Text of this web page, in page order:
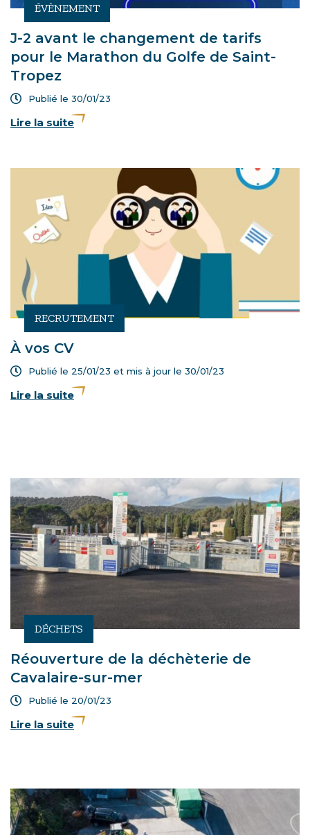
ÉVÈNEMENT
J-2 avant le changement de tarifs
pour le Marathon du Golfe de Saint-
Tropez
Publié le 30/01/23
Lire la suite
RECRUTEMENT
À vos CV
Publié le 25/01/23 et mis à jour le 30/01/23
Lire la suite
DÉCHETS
Réouverture de la déchèterie de
Cavalaire-sur-mer
Publié le 20/01/23
Lire la suite